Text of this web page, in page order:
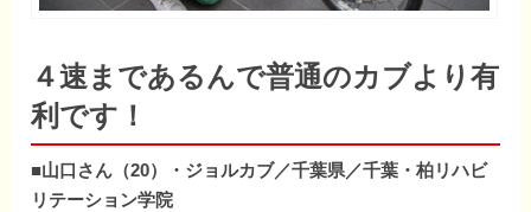
４速まであるんで普通のカブより有
利です！
■山口さん（20）・ジョルカブ／千葉県／千葉・柏リハビ
リテーション学院